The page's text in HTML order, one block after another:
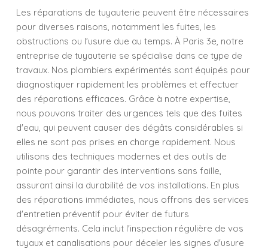
Les réparations de tuyauterie peuvent être nécessaires
pour diverses raisons, notamment les fuites, les
obstructions ou l'usure due au temps. À Paris 3e, notre
entreprise de tuyauterie se spécialise dans ce type de
travaux. Nos plombiers expérimentés sont équipés pour
diagnostiquer rapidement les problèmes et effectuer
des réparations efficaces. Grâce à notre expertise,
nous pouvons traiter des urgences tels que des fuites
d'eau, qui peuvent causer des dégâts considérables si
elles ne sont pas prises en charge rapidement. Nous
utilisons des techniques modernes et des outils de
pointe pour garantir des interventions sans faille,
assurant ainsi la durabilité de vos installations. En plus
des réparations immédiates, nous offrons des services
d'entretien préventif pour éviter de futurs
désagréments. Cela inclut l'inspection régulière de vos
tuyaux et canalisations pour déceler les signes d'usure